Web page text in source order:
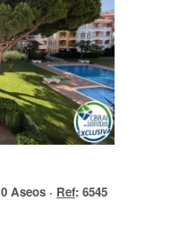
Aseos · Ref: 6545